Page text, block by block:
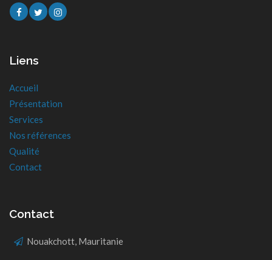
Liens
Accueil
Présentation
Services
Nos références
Qualité
Contact
Contact
Nouakchott, Mauritanie